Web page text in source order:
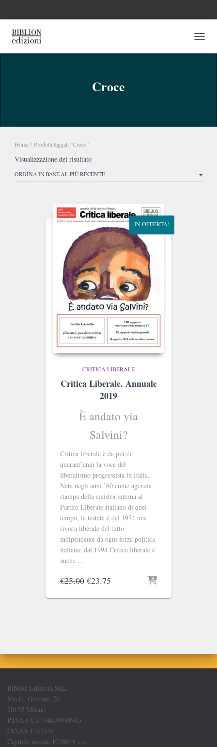
Croce
Home / Prodotti taggati “Croce”
Visualizzazione del risultato
IN OFFERTA!
CRITICA LIBERALE
Critica Liberale. Annuale
2019
È andato via
Salvini?
Critica liberale è da più di
quarant’anni la voce del
liberalismo progressista in Italia.
Nata negli anni ’60 come agenzia
stampa della sinistra interna al
Partito Liberale Italiano di quel
tempo, la testata è dal 1974 una
rivista liberale del tutto
indipendente da ogni forza politica
italiana; dal 1994 Critica liberale è
anche …
€25.00 Il
originale
€23.75
attuale
Biblion Edizioni SRL
Via G. Govone, 70
20155 Milano
P.IVA e C.F. 04430980963
CCIAA 1747448
Capitale sociale 10.000 € i.v.